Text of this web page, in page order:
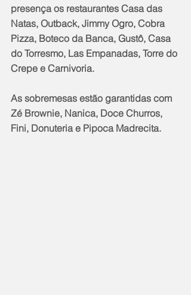
presença os restaurantes Casa das
Natas, Outback, Jimmy Ogro, Cobra
Pizza, Boteco da Banca, Gustô, Casa
do Torresmo, Las Empanadas, Torre do
Crepe e Carnivoria.
As sobremesas estão garantidas com
Zé Brownie, Nanica, Doce Churros,
Fini, Donuteria e Pipoca Madrecita.